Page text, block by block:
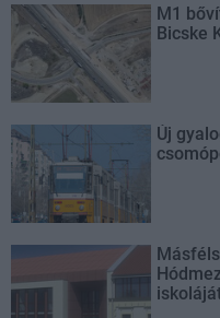
M1
Bicske
Új